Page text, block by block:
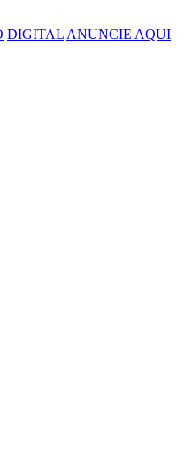
DIGITAL ANUNCIE AQUI